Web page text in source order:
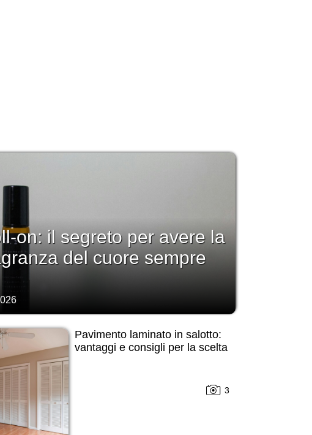
on: il segreto per avere la
del cuore sempre
Pavimento laminato in salotto:
vantaggi e consigli per la scelta
3